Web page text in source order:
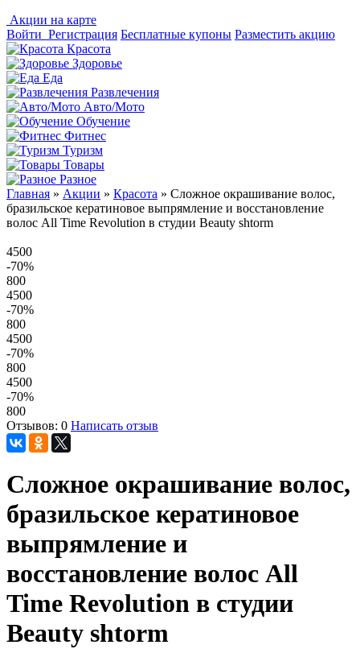
Акции на карте
Войти Регистрация Бесплатные купоны Разместить акцию
Красота
Здоровье
Еда
Развлечения
Авто/Мото
Обучение
Фитнес
Туризм
Товары
Разное
Главная » Акции » Красота » Сложное окрашивание волос,
бразильское кератиновое выпрямление и восстановление
волос All Time Revolution в студии Beauty shtorm
4500
-70%
800
4500
-70%
800
4500
-70%
800
4500
-70%
800
Отзывов: 0 Написать отзыв
Сложное окрашивание волос,
бразильское кератиновое
выпрямление и
восстановление волос All
Time Revolution в студии
Beauty shtorm